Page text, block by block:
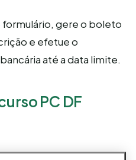
gere o boleto
e efetue o
até a data limite.
PC DF